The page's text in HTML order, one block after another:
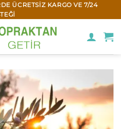
ÜCRETSIZ KARGO VE 7/24